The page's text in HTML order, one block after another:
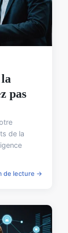
pas
de la
de lecture →